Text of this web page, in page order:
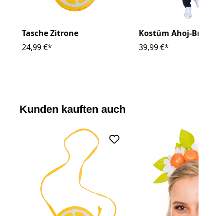
Tasche Zitrone
24,99 €*
Kostüm Ahoj-
39,99 €*
Kunden kauften auch